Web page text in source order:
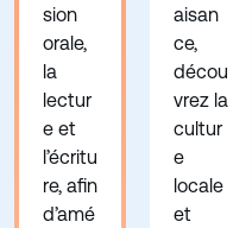
sion
orale,
la
lectur
e et
l’écritu
re, afin
d’amé
aisan
ce,
décou
vrez la
cultur
e
locale
et